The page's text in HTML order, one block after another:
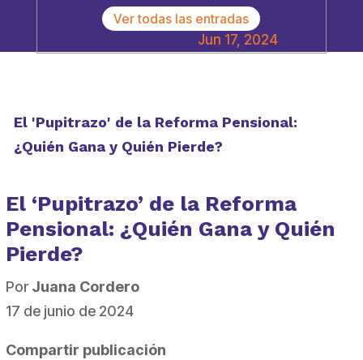
Ver todas las entradas
Jun 17, 2024
El 'Pupitrazo' de la Reforma Pensional:
¿Quién Gana y Quién Pierde?
El ‘Pupitrazo’ de la Reforma
Pensional: ¿Quién Gana y Quién
Pierde?
PorJuana Cordero
17 de junio de 2024
Compartir publicación